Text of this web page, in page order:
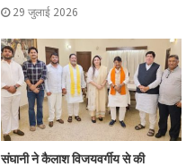
29 जुलाई 2026
संघानी ने कैलाश विजयवर्गीय से की